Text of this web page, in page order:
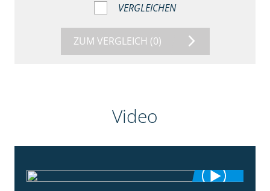
VERGLEICHEN
ZUM VERGLEICH (0)
Video